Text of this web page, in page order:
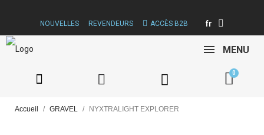
NOUVELLES REVENDEURS ACCÈS B2B fr
MENU
Accueil GRAVEL NYXTRALIGHT EXPLORER